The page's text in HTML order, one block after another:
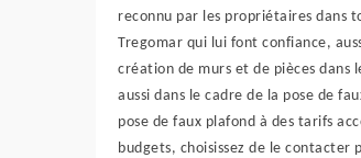
reconnu par les propriétaires dans
Tregomar qui lui font confiance,
création de murs et de pièces dans
aussi dans le cadre de la pose de
pose de faux plafond à des tarifs
budgets, choisissez de le contacter